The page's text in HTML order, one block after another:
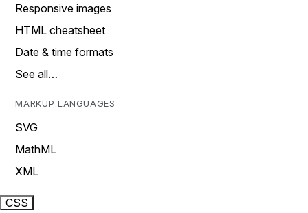
Responsive images
HTML cheatsheet
Date & time formats
See all…
MARKUP LANGUAGES
SVG
MathML
XML
CSS